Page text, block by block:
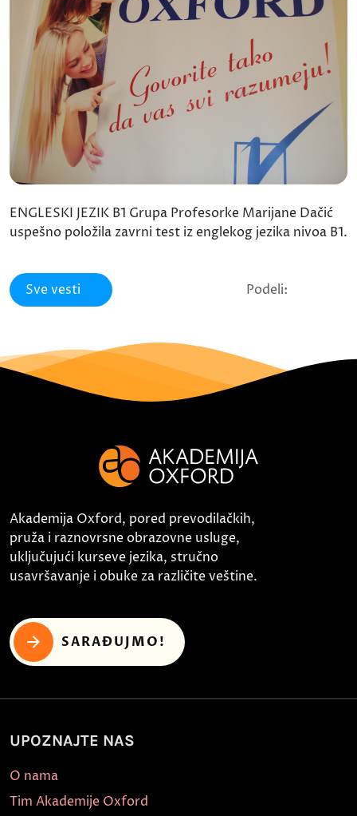
ENGLESKI JEZIK B1 Grupa Profesorke Marijane Dačić
uspešno položila zavrni test iz englekog jezika nivoa B1.
Sve vesti Podeli:
Akademija Oxford, pored prevodilačkih,
pruža i raznovrsne obrazovne usluge,
uključujući kurseve jezika, stručno
usavršavanje i obuke za različite veštine.
SARAĐUJMO!
UPOZNAJTE NAS
O nama
Tim Akademije Oxford